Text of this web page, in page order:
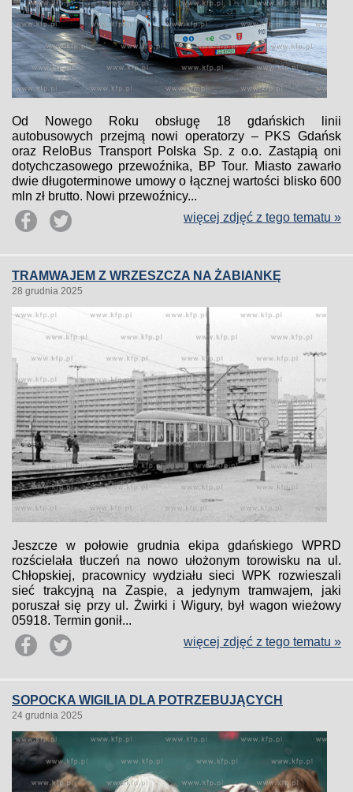
Od Nowego Roku obsługę 18 gdańskich linii
autobusowych przejmą nowi operatorzy – PKS Gdańsk
oraz ReloBus Transport Polska Sp. z o.o. Zastąpią oni
dotychczasowego przewoźnika, BP Tour. Miasto zawarło
dwie długoterminowe umowy o łącznej wartości blisko 600
mln zł brutto. Nowi przewoźnicy...
więcej zdjęć z tego tematu »
TRAMWAJEM Z WRZESZCZA NA ŻABIANKĘ
28 grudnia 2025
Jeszcze w połowie grudnia ekipa gdańskiego WPRD
rozścielała tłuczeń na nowo ułożonym torowisku na ul.
Chłopskiej, pracownicy wydziału sieci WPK rozwieszali
sieć trakcyjną na Zaspie, a jedynym tramwajem, jaki
poruszał się przy ul. Żwirki i Wigury, był wagon wieżowy
05918. Termin gonił...
więcej zdjęć z tego tematu »
SOPOCKA WIGILIA DLA POTRZEBUJĄCYCH
24 grudnia 2025